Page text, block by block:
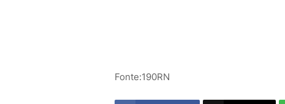
Fonte:190RN